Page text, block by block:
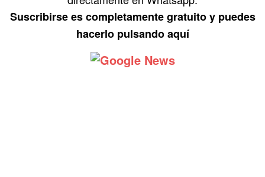
Suscribirse es completamente gratuito y puedes
hacerlo pulsando aquí